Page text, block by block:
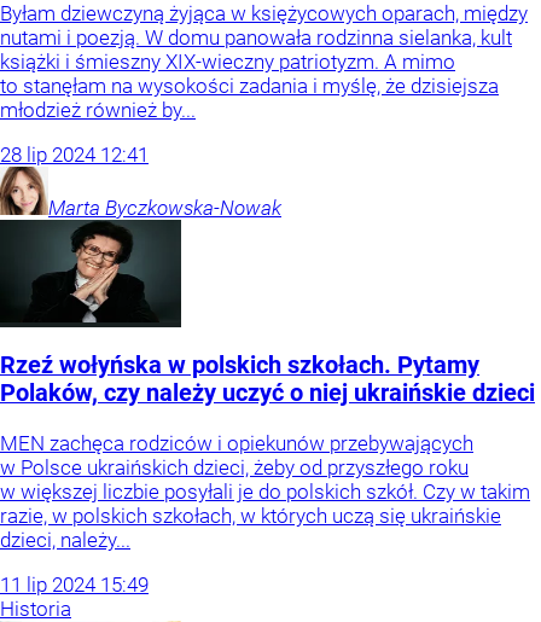
Byłam dziewczyną żyjąca w księżycowych oparach, między
nutami i poezją. W domu panowała rodzinna sielanka, kult
książki i śmieszny XIX-wieczny patriotyzm. A mimo
to stanęłam na wysokości zadania i myślę, że dzisiejsza
młodzież również by...
28 lip 2024 12:41
Marta Byczkowska-Nowak
Rzeź wołyńska w polskich szkołach. Pytamy
Polaków, czy należy uczyć o niej ukraińskie dzieci
MEN zachęca rodziców i opiekunów przebywających
w Polsce ukraińskich dzieci, żeby od przyszłego roku
w większej liczbie posyłali je do polskich szkół. Czy w takim
razie, w polskich szkołach, w których uczą się ukraińskie
dzieci, należy...
11 lip 2024 15:49
Historia